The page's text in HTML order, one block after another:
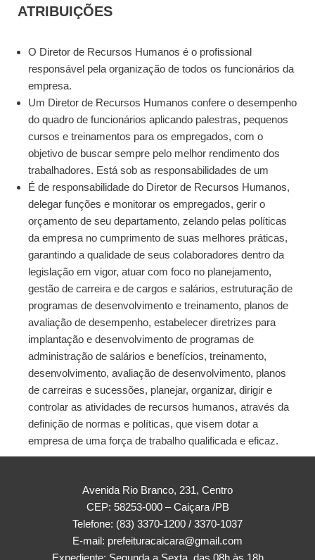
ATRIBUIÇÕES
O Diretor de Recursos Humanos é o profissional
responsável pela organização de todos os funcionários da
empresa.
Um Diretor de Recursos Humanos confere o desempenho
do quadro de funcionários aplicando palestras, pequenos
cursos e treinamentos para os empregados, com o
objetivo de buscar sempre pelo melhor rendimento dos
trabalhadores. Está sob as responsabilidades de um
É de responsabilidade do Diretor de Recursos Humanos,
delegar funções e monitorar os empregados, gerir o
orçamento de seu departamento, zelando pelas políticas
da empresa no cumprimento de suas melhores práticas,
garantindo a qualidade de seus colaboradores dentro da
legislação em vigor, atuar com foco no planejamento,
gestão de carreira e de cargos e salários, estruturação de
programas de desenvolvimento e treinamento, planos de
avaliação de desempenho, estabelecer diretrizes para
implantação e desenvolvimento de programas de
administração de salários e benefícios, treinamento,
desenvolvimento, avaliação de desenvolvimento, planos
de carreiras e sucessões, planejar, organizar, dirigir e
controlar as atividades de recursos humanos, através da
definição de normas e políticas, que visem dotar a
empresa de uma força de trabalho qualificada e eficaz.
Avenida Rio Branco, 231, Centro
CEP: 58253-000 – Caiçara /PB
Telefone: (83) 3370-1200 / 3370-1037
E-mail: prefeituracaicara@gmail.com